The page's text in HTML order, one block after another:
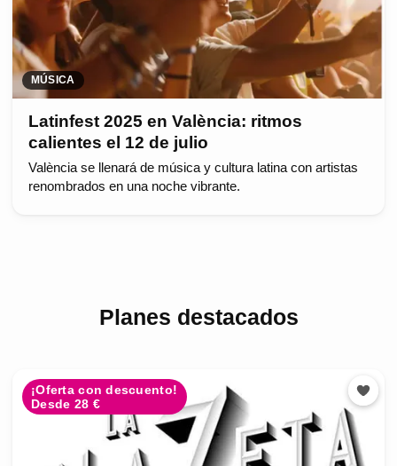
MÚSICA
Latinfest 2025 en València: ritmos
calientes el 12 de julio
València se llenará de música y cultura latina con artistas
renombrados en una noche vibrante.
Planes destacados
¡Oferta con descuento!
Desde 28 €